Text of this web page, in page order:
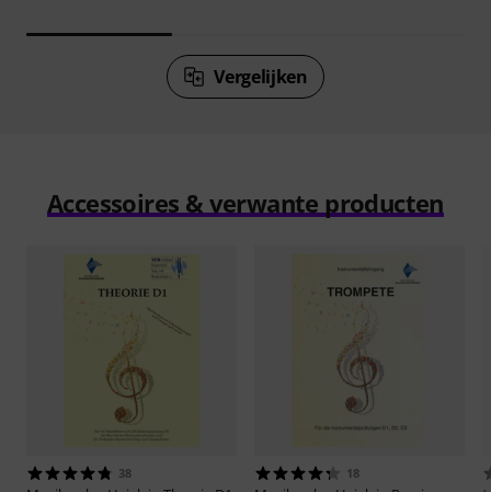
Vergelijken
Accessoires & verwante producten
38 18